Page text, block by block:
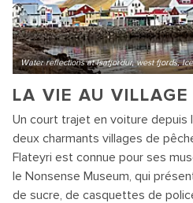
Water reflections at Isafjordur, west fjords,
LA VIE AU VILLAGE
Un court trajet en voiture depuis
deux charmants villages de
Flateyri est connue pour ses
le Nonsense Museum, qui
de sucre, de casquettes de